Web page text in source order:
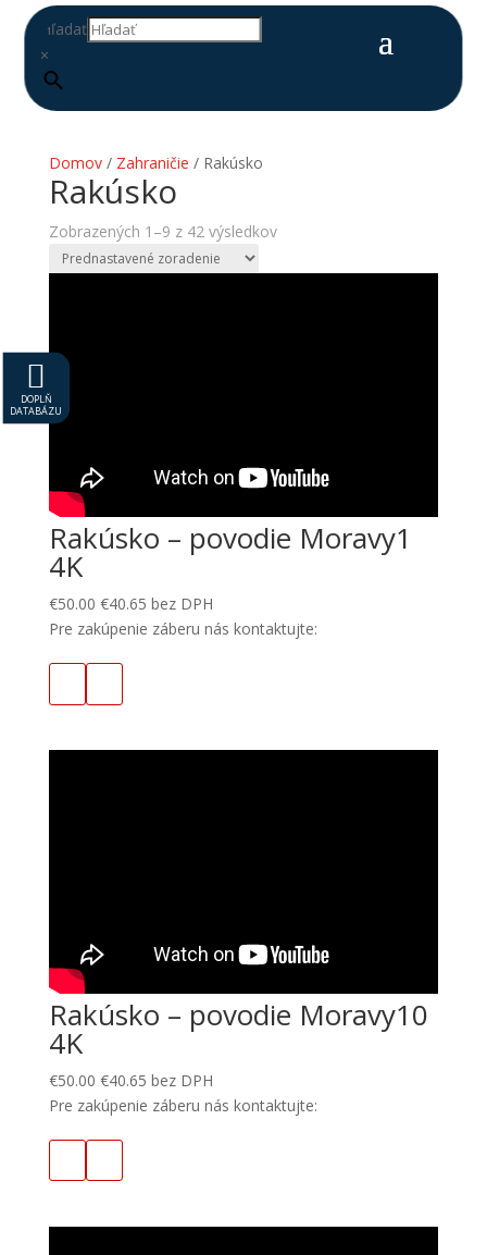
Hľadať
×

DOPLŇ
DATABÁZU
Domov/ Zahraničie / Rakúsko
Rakúsko
Zobrazených 1–9 z 42 výsledkov
Rakúsko – povodie Moravy1
4K
€50.00 €40.65 bez DPH
Pre zakúpenie záberu nás kontaktujte:
Rakúsko – povodie Moravy10
4K
€50.00 €40.65 bez DPH
Pre zakúpenie záberu nás kontaktujte: